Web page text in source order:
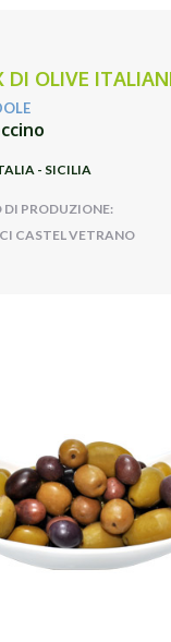
DI OLIVE
- SICILIA
DI PRODUZIONE:
CASTEL VETRANO